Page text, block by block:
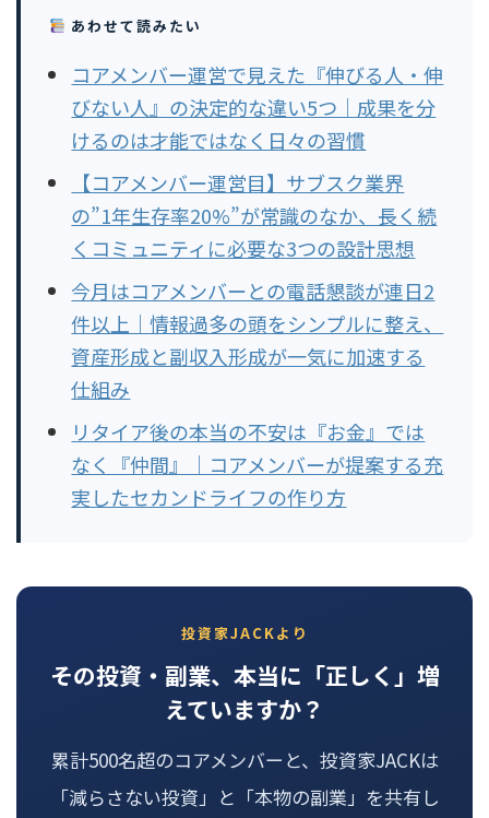
あわせて読みたい
コアメンバー運営で見えた『伸びる人・伸
びない人』の決定的な違い5つ｜成果を分
けるのは才能ではなく日々の習慣
【コアメンバー運営目】サブスク業界
の”1年生存率20%”が常識のなか、長く続
くコミュニティに必要な3つの設計思想
今月はコアメンバーとの電話懇談が連日2
件以上｜情報過多の頭をシンプルに整え、
資産形成と副収入形成が一気に加速する
仕組み
リタイア後の本当の不安は『お金』では
なく『仲間』｜コアメンバーが提案する充
実したセカンドライフの作り方
投資家JACKより
その投資・副業、本当に「正しく」増
えていますか？
累計500名超のコアメンバーと、投資家JACKは
「減らさない投資」と「本物の副業」を共有し